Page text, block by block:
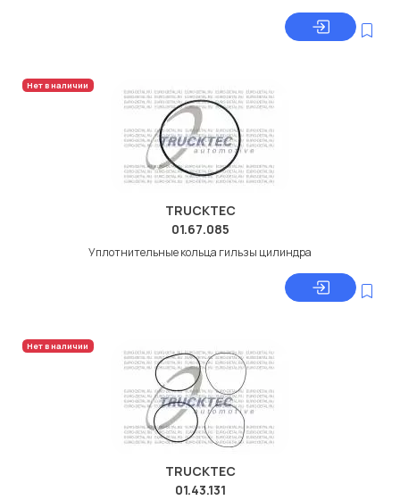
Нет в наличии
TRUCKTEC
01.67.085
Уплотнительные кольца гильзы цилиндра
Нет в наличии
TRUCKTEC
01.43.131